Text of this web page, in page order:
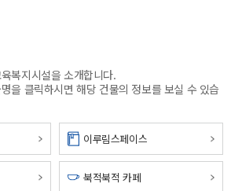
복지시설을 소개합니다.
을 클릭하시면 해당 건물의 정보를 보실 수 있습
이루림스페이스
북적북적 카페